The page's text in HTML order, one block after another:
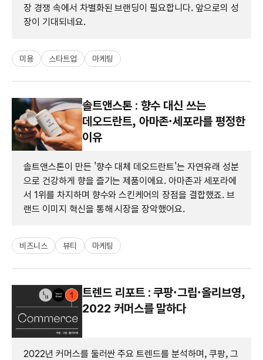
장 경쟁 속에서 차별화된 브랜딩이 필요합니다. 앞으로의 성
장이 기대되네요.
미용 스타트업 마케팅
솔트앤스톤 : 향수 대신 쓰는
데오드란트, 아마존·세포라를 평정한
이유
솔트앤스톤이 만든 '향수 대체 데오드란트'는 자연유래 성분
으로 건강하게 향을 즐기는 제품이에요. 아마존과 세포라에
서 1위를 차지하며 향수와 스킨케어의 장점을 결합했죠. 브
랜드 이미지 혁신을 통해 시장을 장악했어요.
비즈니스 뷰티 마케팅
트렌드 리포트 : 쿠팡·그립·올리브영,
2022 커머스를 말하다
2022년 커머스를 둘러싼 주요 트렌드를 분석하며, 쿠팡, 그